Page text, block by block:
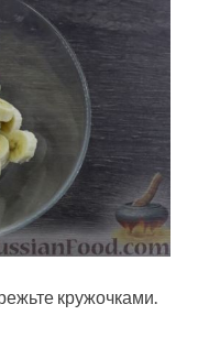
кружочками.